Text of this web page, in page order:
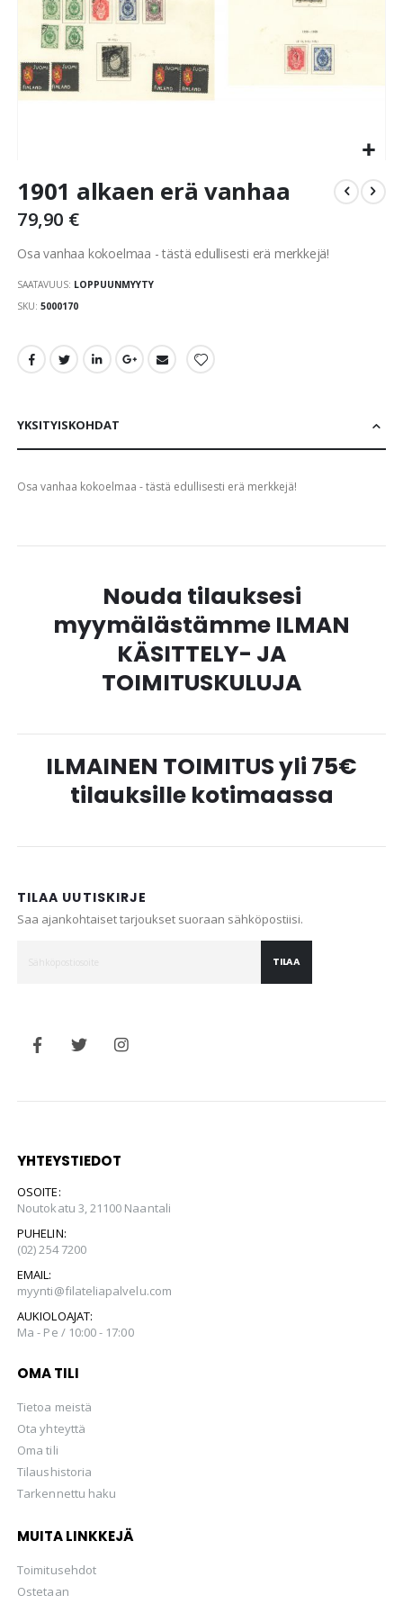
to
beginning
the
images
gallery
1901 alkaen erä vanhaa
79,90 €
Osa vanhaa kokoelmaa - tästä edullisesti erä merkkejä!
SAATAVUUS: LOPPUUNMYYTY
SKU 5000170
YKSITYISKOHDAT
Osa vanhaa kokoelmaa - tästä edullisesti erä merkkejä!
Nouda tilauksesi
myymälästämme ILMAN
KÄSITTELY- JA
TOIMITUSKULUJA
ILMAINEN TOIMITUS yli 75€
tilauksille kotimaassa
TILAA UUTISKIRJE
Saa ajankohtaiset tarjoukset suoraan sähköpostiisi.
TILAA
YHTEYSTIEDOT
OSOITE:
Noutokatu 3, 21100 Naantali
PUHELIN:
(02) 254 7200
EMAIL:
myynti@filateliapalvelu.com
AUKIOLOAJAT:
Ma - Pe / 10:00 - 17:00
OMA TILI
Tietoa meistä
Ota yhteyttä
Oma tili
Tilaushistoria
Tarkennettu haku
MUITA LINKKEJÄ
Toimitusehdot
Ostetaan